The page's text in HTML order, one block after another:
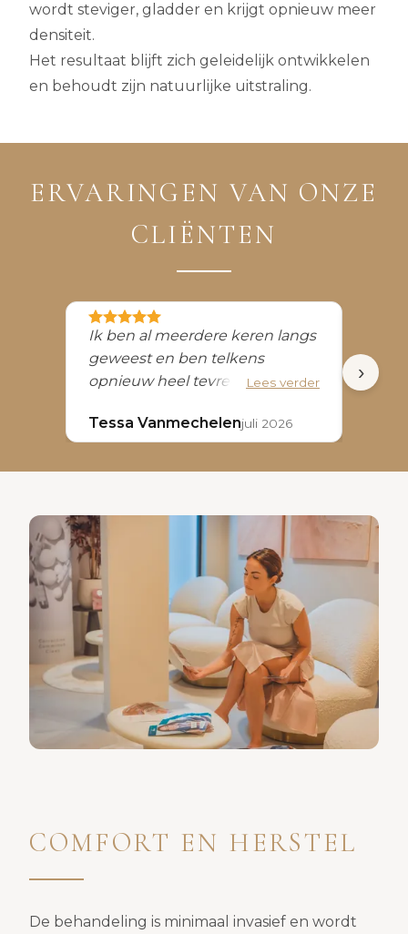
wordt steviger, gladder en krijgt opnieuw meer
densiteit.
Het resultaat blijft zich geleidelijk ontwikkelen
en behoudt zijn natuurlijke uitstraling.
ERVARINGEN VAN ONZE
CLIËNTEN
Ik ben al meerdere keren langs
geweest en ben telkens
opnieuw heel tevreden. Je
ontvangen, krijgt een duidelijke
behandelingen worden
ook steeds tijd voor een fijne
babbel, waardoor je je meteen
op je gemak voelt. Een groot
pluspunt is dat afspraken altijd
stipt verlopen, zonder lange
wachttijden. De persoonlijke
aanpak, de goede service en de
uitstekende resultaten maken
dat ik deze esthetisch arts met
veel vertrouwen kan
aanbevelen. Absoluut een
Lees verder
Tessa Vanmechelenjuli 2026
filler
Doc.
›
COMFORT EN HERSTEL
De behandeling is minimaal invasief en wordt